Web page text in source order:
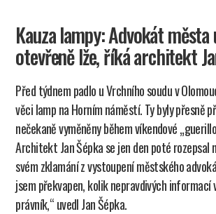
Kauza lampy: Advokát města
otevřeně lže, říká architekt
Před týdnem padlo u Vrchního soudu v
věci lamp na Horním náměstí. Ty byly přesně
nečekaně vyměněny během víkendové
Architekt Jan Šépka se jen den poté rozepsal
svém zklamání z vystoupení městského
jsem překvapen, kolik nepravdivých
právník,“ uvedl Jan Šépka.